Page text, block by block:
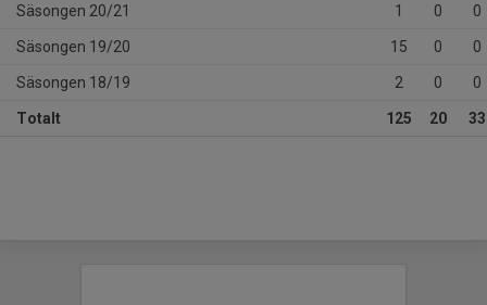
Säsongen 20/21 1 0 0
Säsongen 19/20 15 0 0
Säsongen 18/19 2 0 0
Totalt 125 20 33